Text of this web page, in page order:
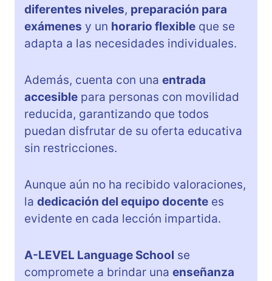
diferentes niveles, preparación para
exámenes y un horario flexible que se
adapta a las necesidades individuales.
Además, cuenta con una entrada
accesible para personas con movilidad
reducida, garantizando que todos
puedan disfrutar de su oferta educativa
sin restricciones.
Aunque aún no ha recibido valoraciones,
la dedicación del equipo docente es
evidente en cada lección impartida.
A-LEVEL Language School se
compromete a brindar una enseñanza